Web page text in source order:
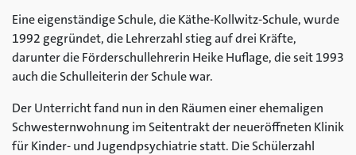
Eine eigenständige Schule, die Käthe-Kollwitz-Schule, wurde
1992 gegründet, die Lehrerzahl stieg auf drei Kräfte,
darunter die Förderschullehrerin Heike Huflage, die seit 1993
auch die Schulleiterin der Schule war.
Der Unterricht fand nun in den Räumen einer ehemaligen
Schwesternwohnung im Seitentrakt der neueröffneten Klinik
für Kinder- und Jugendpsychiatrie statt. Die Schülerzahl